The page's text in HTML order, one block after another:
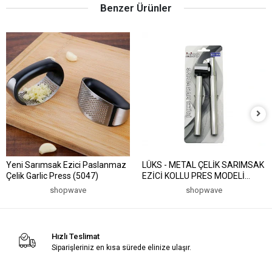
Benzer Ürünler
Yeni Sarımsak Ezici Paslanmaz
Çelik Garlic Press (5047)
shopwave
LÜKS - METAL ÇELİK SARIMSAK
EZİCİ KOLLU PRES MODELİ
shopwave
Hızlı Teslimat
Siparişleriniz en kısa sürede elinize ulaşır.